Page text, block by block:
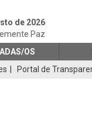
de 2026
Paz
OS
Portal de